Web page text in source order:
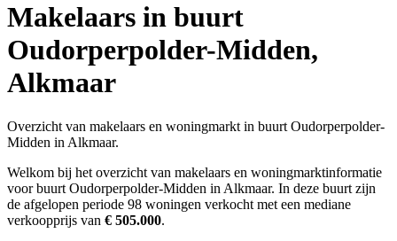
Makelaars in buurt
Oudorperpolder-Midden,
Alkmaar
Overzicht van makelaars en woningmarkt in buurt Oudorperpolder-
Midden in Alkmaar.
Welkom bij het overzicht van makelaars en woningmarktinformatie
voor buurt Oudorperpolder-Midden in Alkmaar. In deze buurt zijn
de afgelopen periode 98 woningen verkocht met een mediane
verkoopprijs van € 505.000.